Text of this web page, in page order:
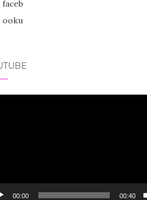
00:00 00:40